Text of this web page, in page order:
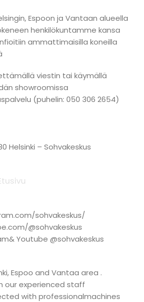
Espoon ja Vantaan alueella
henkilökuntamme kansa
ammattimaisilla koneilla
viestin tai käymällä
showroomissa
(puhelin: 050 306 2654)
Helsinki – Sohvakeskus
sohvakeskus/
@sohvakeskus
Youtube @sohvakeskus
Espoo and Vantaa area .
our experienced staff
with professionalmachines